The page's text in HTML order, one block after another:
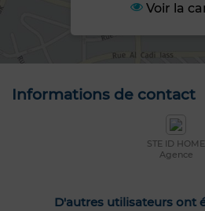
Voir la
Informations de contact
STE ID HOME
Agence
D'autres utilisateurs ont